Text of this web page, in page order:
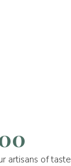
artisans of taste